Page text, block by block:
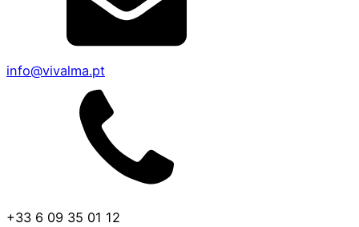
info@vivalma.pt
+33 6 09 35 01 12